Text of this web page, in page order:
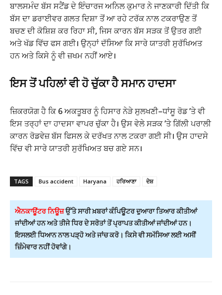
ਬਾਲਸਮੰਦ ਬੱਸ ਸਟੈਂਡ ਦੇ ਇੰਚਾਰਜ ਅਨਿਲ ਕੁਮਾਰ ਨੇ ਜਾਣਕਾਰੀ ਦਿੱਤੀ ਕਿ
ਬੱਸ ਦਾ ਡਰਾਈਵਰ ਗਲਤ ਦਿਸ਼ਾ ਤੋਂ ਆ ਰਹੇ ਟਰੱਕ ਨਾਲ ਟਕਰਾਉਣ ਤੋਂ
ਬਚਣ ਦੀ ਕੋਸ਼ਿਸ਼ ਕਰ ਰਿਹਾ ਸੀ, ਜਿਸ ਕਾਰਨ ਬੱਸ ਸੜਕ ਤੋਂ ਉਤਰ ਗਈ
ਅਤੇ ਖੱਡ ਵਿੱਚ ਫਸ ਗਈ। ਉਨ੍ਹਾਂ ਦੱਸਿਆ ਕਿ ਸਾਰੇ ਯਾਤਰੀ ਸੁਰੱਖਿਅਤ
ਹਨ ਅਤੇ ਕਿਸੇ ਨੂੰ ਵੀ ਜ਼ਖਮ ਨਹੀਂ ਆਏ।
ਇਸ ਤੋਂ ਪਹਿਲਾਂ ਵੀ ਹੋ ਚੁੱਕਾ ਹੈ ਸਮਾਨ ਹਾਦਸਾ
ਜ਼ਿਕਰਯੋਗ ਹੈ ਕਿ 6 ਅਕਤੂਬਰ ਨੂੰ ਹਿਸਾਰ ਨੇੜੇ ਸੁਲਖਣੀ–ਧਾਂਸੂ ਰੋਡ ’ਤੇ ਵੀ
ਇਸ ਤਰ੍ਹਾਂ ਦਾ ਹਾਦਸਾ ਵਾਪਰ ਚੁੱਕਾ ਹੈ। ਉਸ ਵੇਲੇ ਸੜਕ ’ਤੇ ਗਿੱਲੀ ਪਰਾਲੀ
ਕਾਰਨ ਰੋਡਵੇਜ਼ ਬੱਸ ਫਿਸਲ ਕੇ ਦਰੱਖਤ ਨਾਲ ਟਕਰਾ ਗਈ ਸੀ। ਉਸ ਹਾਦਸੇ
ਵਿੱਚ ਵੀ ਸਾਰੇ ਯਾਤਰੀ ਸੁਰੱਖਿਅਤ ਬਚ ਗਏ ਸਨ।
TAGS Bus accident Haryana ਹਰਿਆਣਾ ਦੇਸ਼
ਐਨਕਾਊਂਟਰ ਨਿਊਜ਼ਉੱਤੇ ਸਾਰੀ ਖ਼ਬਰਾਂ ਕੰਪਿਊਟਰ ਦੁਆਰਾ ਤਿਆਰ ਕੀਤੀਆਂ
ਜਾਂਦੀਆਂ ਹਨ ਅਤੇ ਤੀਜੇ ਧਿਰ ਦੇ ਸਰੋਤਾਂ ਤੋਂ ਪ੍ਰਾਪਤ ਕੀਤੀਆਂ ਜਾਂਦੀਆਂ ਹਨ।
ਇਸਲਈ ਧਿਆਨ ਨਾਲ ਪੜ੍ਹੋ ਅਤੇ ਜਾਂਚ ਕਰੋ। ਕਿਸੇ ਵੀ ਸਮੱਸਿਆ ਲਈ ਅਸੀਂ
ਜ਼ਿੰਮੇਵਾਰ ਨਹੀਂ ਹੋਵਾਂਗੇ।